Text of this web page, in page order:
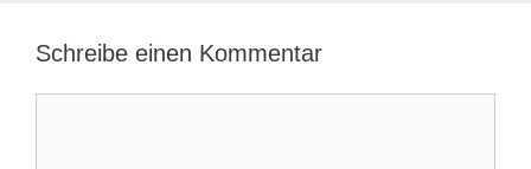
Schreibe einen Kommentar